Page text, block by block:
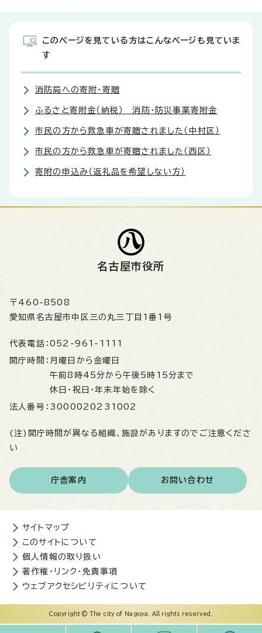
このページを見ている方はこんなページも見ていま
す
消防局への寄附・寄贈
ふるさと寄附金（納税） 消防・防災事業寄附金
市民の方から救急車が寄贈されました（中村区）
市民の方から救急車が寄贈されました（西区）
寄附の申込み（返礼品を希望しない方）
名古屋市役所
〒460-8508
愛知県名古屋市中区三の丸三丁目1番1号
代表電話： 052-961-1111
開庁時間： 月曜日から金曜日
午前8時45分から午後5時15分まで
休日・祝日・年末年始を除く
法人番号： 3000020231002
(注)開庁時間が異なる組織、施設がありますのでご注意くださ
い
庁舎案内 お問い合わせ
サイトマップ
このサイトについて
個人情報の取り扱い
著作権・リンク・免責事項
ウェブアクセシビリティについて
Copyright © The city of Nagoya. All rights reserved.